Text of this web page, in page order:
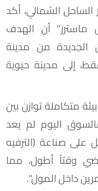
الشمالي، أكد
ماسترز" أن الهدف
الجديدة من مدينة
لـ 4 أشهر فقط، إلى مدينة حيوية
متكاملة توازن بين
اليوم لم يعد
على صناعة (الترفيه
وقتاً أطول، مما
داخل المول".